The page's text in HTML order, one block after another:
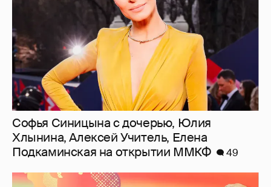
Софья Синицына с дочерью, Юлия
Хлынина, Алексей Учитель, Елена
Подкаминская на открытии ММКФ
49